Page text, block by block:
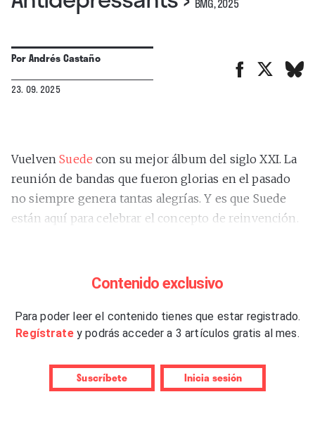
BMG, 2025
PorAndrés Castaño
23. 09. 2025
VuelvenSuede con su mejor álbum del siglo XXI. La
reunión de bandas que fueron glorias en el pasado
no siempre genera tantas alegrías. Y es que Suede
están aquí para celebrar el concepto de reinvención.
grande con este nuevo trabajo, y que sirve de gran
contra la enfermedad del mundo y de los males
mentales. Once canciones como once píldoras
El quinteto londinense fue, junto a Pulp, de las
Contenido exclusivo
Para poder leer el contenido tienes que estar registrado.
Regístrate y podrás acceder a 3 artículos gratis al mes.
Suscríbete Inicia sesión